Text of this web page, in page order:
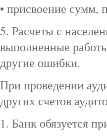
• присвоение сумм,
5. Расчеты с
выполненные
другие ошибки.
При проведении
других счетов
1. Банк обязуется